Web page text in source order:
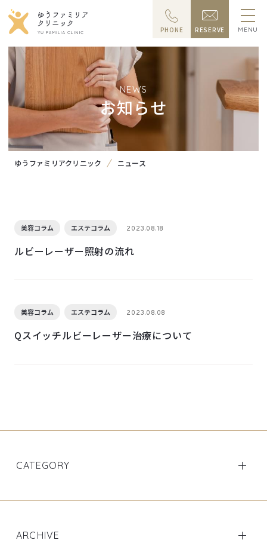
PHONE RESERVE MENU
NEWS
お知らせ
ゆうファミリアクリニック ニュース
美容コラム エステコラム 2023.08.18
ルビーレーザー照射の流れ
美容コラム エステコラム 2023.08.08
Qスイッチルビーレーザー治療について
CATEGORY
ARCHIVE